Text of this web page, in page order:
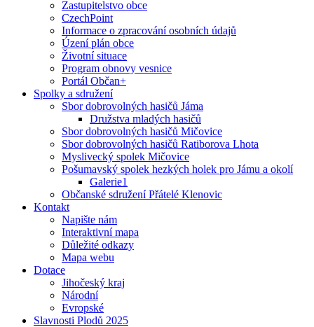
Zastupitelstvo obce
CzechPoint
Informace o zpracování osobních údajů
Úzení plán obce
Životní situace
Program obnovy vesnice
Portál Občan+
Spolky a sdružení
Sbor dobrovolných hasičů Jáma
Družstva mladých hasičů
Sbor dobrovolných hasičů Mičovice
Sbor dobrovolných hasičů Ratiborova Lhota
Myslivecký spolek Mičovice
Pošumavský spolek hezkých holek pro Jámu a okolí
Galerie1
Občanské sdružení Přátelé Klenovic
Kontakt
Napište nám
Interaktivní mapa
Důležité odkazy
Mapa webu
Dotace
Jihočeský kraj
Národní
Evropské
Slavnosti Plodů 2025